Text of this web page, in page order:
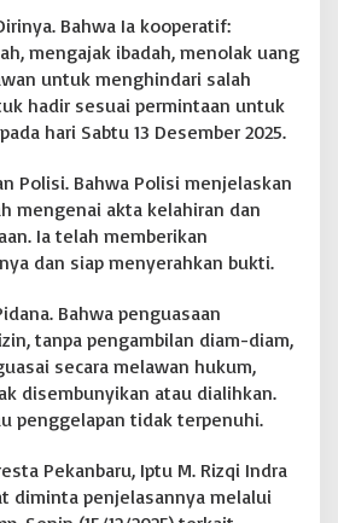
Bahwa Ia kooperatif:
mengajak ibadah, menolak uang
untuk menghindari salah
hadir sesuai permintaan untuk
hari Sabtu 13 Desember 2025.
Polisi. Bahwa Polisi menjelaskan
mengenai akta kelahiran dan
Ia telah memberikan
dan siap menyerahkan bukti.
Bahwa penguasaan
tanpa pengambilan diam-diam,
secara melawan hukum,
disembunyikan atau dialihkan.
penggelapan tidak terpenuhi.
Pekanbaru, Iptu M. Rizqi Indra
diminta penjelasannya melalui